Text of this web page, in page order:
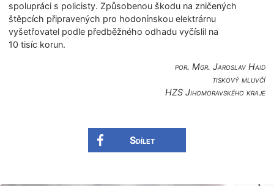
spolupráci s policisty. Způsobenou škodu na zničených
štěpcích připravených pro hodonínskou elektrárnu
vyšetřovatel podle předběžného odhadu vyčíslil na
10 tisíc korun.
por. Mgr. Jaroslav Haid
tiskový mluvčí
HZS Jihomoravského kra­je
Sdílet